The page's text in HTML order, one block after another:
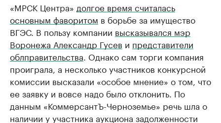
«МРСК Центра» долгое время считалась
основным фаворитом в борьбе за имущество
ВГЭС. В пользу компании высказывался мэр
Воронежа Александр Гусев и представители
облправительства . Однако сам торги компания
проиграла, а несколько участников конкурсной
комиссии высказали «особое мнение» о том, что
ее заявку и вовсе надо было отклонить. По
данным «КоммерсантЪ-Черноземье» речь шла о
наличии у участника аукциона задолженности